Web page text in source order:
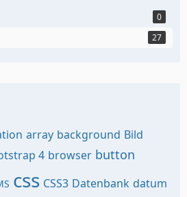
0
27
array background Bild
4 browser button
css CSS3 Datenbank datum